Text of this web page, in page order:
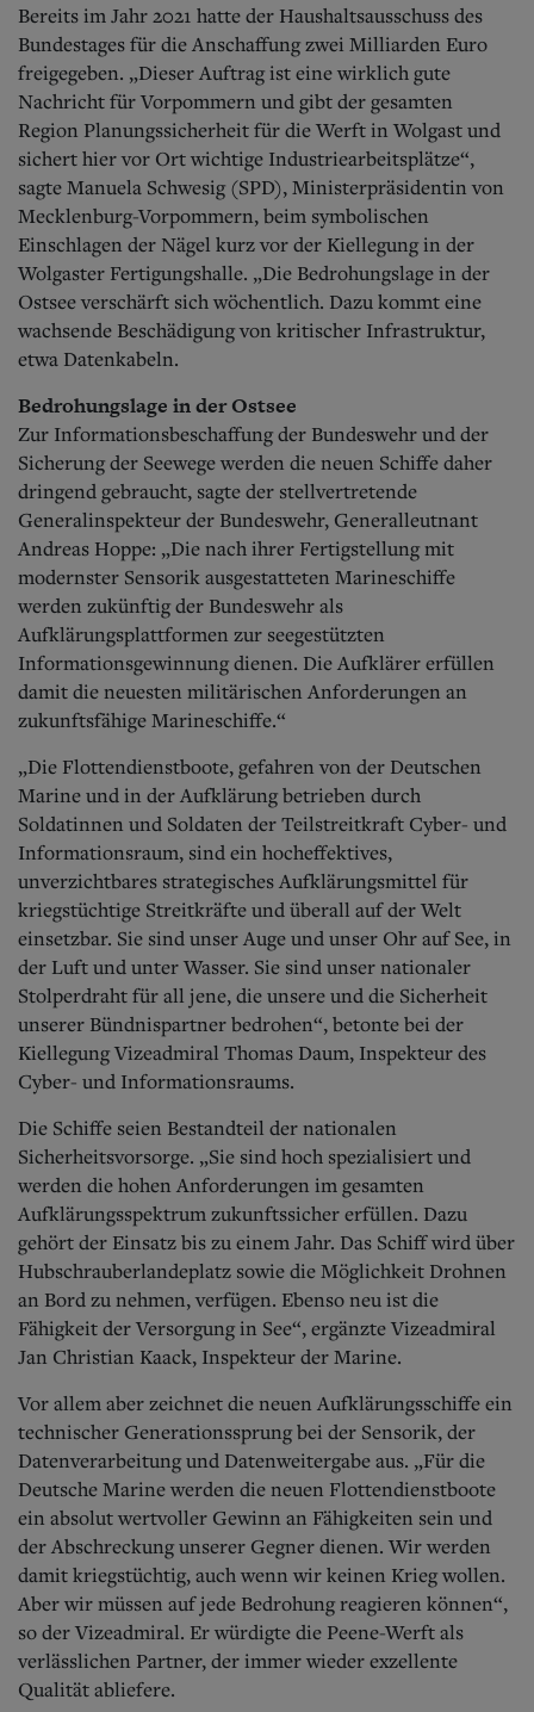
Bereits im Jahr 2021 hatte der Haushaltsausschuss des
Bundestages für die Anschaffung zwei Milliarden Euro
freigegeben. „Dieser Auftrag ist eine wirklich gute
Nachricht für Vorpommern und gibt der gesamten
Region Planungssicherheit für die Werft in Wolgast und
sichert hier vor Ort wichtige Industriearbeitsplätze“,
sagte Manuela Schwesig (SPD), Ministerpräsidentin von
Mecklenburg-Vorpommern, beim symbolischen
Einschlagen der Nägel kurz vor der Kiellegung in der
Wolgaster Fertigungshalle. „Die Bedrohungslage in der
Ostsee verschärft sich wöchentlich. Dazu kommt eine
wachsende Beschädigung von kritischer Infrastruktur,
etwa Datenkabeln.
Bedrohungslage in der Ostsee
Zur Informationsbeschaffung der Bundeswehr und der
Sicherung der Seewege werden die neuen Schiffe daher
dringend gebraucht, sagte der stellvertretende
Generalinspekteur der Bundeswehr, Generalleutnant
Andreas Hoppe: „Die nach ihrer Fertigstellung mit
modernster Sensorik ausgestatteten Marineschiffe
werden zukünftig der Bundeswehr als
Aufklärungsplattformen zur seegestützten
Informationsgewinnung dienen. Die Aufklärer erfüllen
damit die neuesten militärischen Anforderungen an
zukunftsfähige Marineschiffe.“
„Die Flottendienstboote, gefahren von der Deutschen
Marine und in der Aufklärung betrieben durch
Soldatinnen und Soldaten der Teilstreitkraft Cyber- und
Informationsraum, sind ein hocheffektives,
unverzichtbares strategisches Aufklärungsmittel für
kriegstüchtige Streitkräfte und überall auf der Welt
einsetzbar. Sie sind unser Auge und unser Ohr auf See, in
der Luft und unter Wasser. Sie sind unser nationaler
Stolperdraht für all jene, die unsere und die Sicherheit
unserer Bündnispartner bedrohen“, betonte bei der
Kiellegung Vizeadmiral Thomas Daum, Inspekteur des
Cyber- und Informationsraums.
Die Schiffe seien Bestandteil der nationalen
Sicherheitsvorsorge. „Sie sind hoch spezialisiert und
werden die hohen Anforderungen im gesamten
Aufklärungsspektrum zukunftssicher erfüllen. Dazu
gehört der Einsatz bis zu einem Jahr. Das Schiff wird über
Hubschrauberlandeplatz sowie die Möglichkeit Drohnen
an Bord zu nehmen, verfügen. Ebenso neu ist die
Fähigkeit der Versorgung in See“, ergänzte Vizeadmiral
Jan Christian Kaack, Inspekteur der Marine.
Vor allem aber zeichnet die neuen Aufklärungsschiffe ein
technischer Generationssprung bei der Sensorik, der
Datenverarbeitung und Datenweitergabe aus. „Für die
Deutsche Marine werden die neuen Flottendienstboote
ein absolut wertvoller Gewinn an Fähigkeiten sein und
der Abschreckung unserer Gegner dienen. Wir werden
damit kriegstüchtig, auch wenn wir keinen Krieg wollen.
Aber wir müssen auf jede Bedrohung reagieren können“,
so der Vizeadmiral. Er würdigte die Peene-Werft als
verlässlichen Partner, der immer wieder exzellente
Qualität abliefere.